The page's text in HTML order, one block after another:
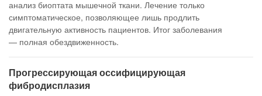
анализ биоптата мышечной ткани. Лечение только
симптоматическое, позволяющее лишь продлить
двигательную активность пациентов. Итог заболевания
— полная обездвиженность.
Прогрессирующая оссифицирующая
фибродисплазия